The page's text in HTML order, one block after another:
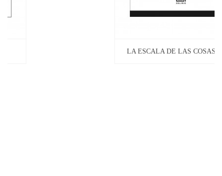
LA ESCALA DE LAS COSAS 20,00 €